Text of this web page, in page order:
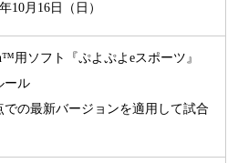
10月16日（日）
用ソフト『ぷよぷよeスポーツ』
ール
の最新バージョンを適用して試合